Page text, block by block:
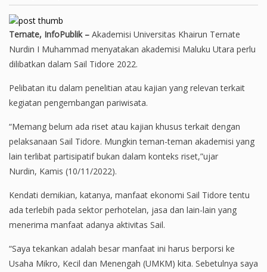
Ternate, InfoPublik – Akademisi Universitas Khairun Ternate
Nurdin I Muhammad menyatakan akademisi Maluku Utara perlu
dilibatkan dalam Sail Tidore 2022.
Pelibatan itu dalam penelitian atau kajian yang relevan terkait
kegiatan pengembangan pariwisata.
“Memang belum ada riset atau kajian khusus terkait dengan
pelaksanaan Sail Tidore. Mungkin teman-teman akademisi yang
lain terlibat partisipatif bukan dalam konteks riset,”ujar
Nurdin, Kamis (10/11/2022).
Kendati demikian, katanya, manfaat ekonomi Sail Tidore tentu
ada terlebih pada sektor perhotelan, jasa dan lain-lain yang
menerima manfaat adanya aktivitas Sail.
“Saya tekankan adalah besar manfaat ini harus berporsi ke
Usaha Mikro, Kecil dan Menengah (UMKM) kita. Sebetulnya saya